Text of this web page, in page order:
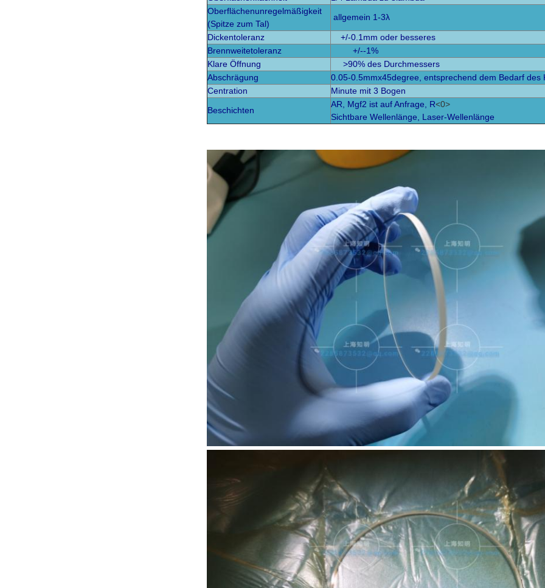
Oberflächenunregelmäßigkeit
(Spitze zum Tal)
allgemein 1-3λ
Dickentoleranz
+/-0.1mm oder besseres
Brennweitetoleranz
+/--1%
Klare Öffnung
>90% des Durchmessers
Abschrägung
0.05-0.5mmx45degree, entsprechend dem Bedarf des
Centration
Minute mit 3 Bogen
Beschichten
AR, Mgf2 ist auf Anfrage, R<0>
Sichtbare Wellenlänge, Laser-Wellenlänge